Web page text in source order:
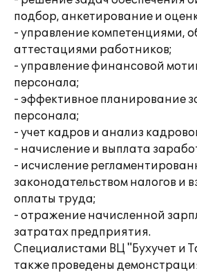
подбор, анкетирование и
- управление компетенциями,
аттестациями работников;
- управление финансовой
персонала;
- эффективное планирование
персонала;
- учет кадров и анализ
- начисление и выплата
- исчисление
законодательством налогов и
оплаты труда;
- отражение начисленной
затратах предприятия.
Специалистами ВЦ "Бухучет и
также проведены